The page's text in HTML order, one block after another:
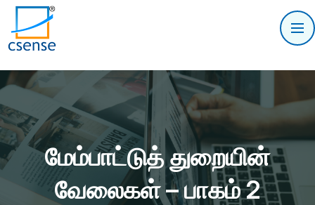
மேம்பாட்டுத் துறையின்
வேலைகள் – பாகம் 2